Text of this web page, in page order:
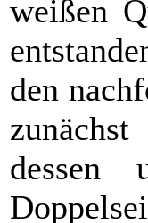
weißen
den
dessen